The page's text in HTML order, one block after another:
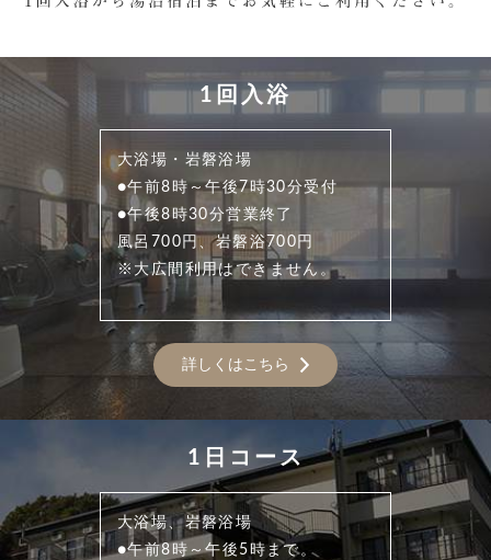
1回入浴
大浴場・岩磐浴場
●午前8時～午後7時30分受付
●午後8時30分営業終了
風呂700円、岩磐浴700円
※大広間利用はできません。
詳しくはこちら
1日コース
大浴場、岩磐浴場
●午前8時～午後5時まで。